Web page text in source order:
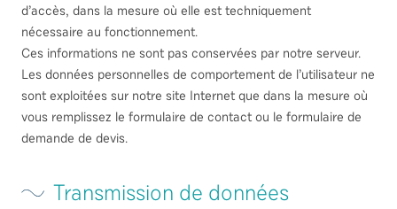
d’accès, dans la mesure où elle est techniquement
nécessaire au fonctionnement.
Ces informations ne sont pas conservées par notre serveur.
Les données personnelles de comportement de l’utilisateur ne
sont exploitées sur notre site Internet que dans la mesure où
vous remplissez le formulaire de contact ou le formulaire de
demande de devis.
Transmission de données